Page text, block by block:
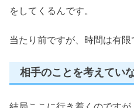
をしてくるんです。
当たり前ですが、時間は有限
相手のことを考えてい